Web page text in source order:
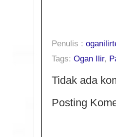
Penulis :
Tags: Ogan Ilir,
Tidak ada
Posting